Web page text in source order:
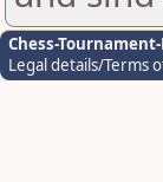
Chess-
Legal details/Terms